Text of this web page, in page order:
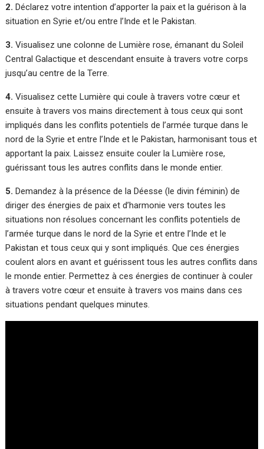
2. Déclarez votre intention d’apporter la paix et la guérison à la
situation en Syrie et/ou entre l’Inde et le Pakistan.
3. Visualisez une colonne de Lumière rose, émanant du Soleil
Central Galactique et descendant ensuite à travers votre corps
jusqu’au centre de la Terre.
4. Visualisez cette Lumière qui coule à travers votre cœur et
ensuite à travers vos mains directement à tous ceux qui sont
impliqués dans les conflits potentiels de l’armée turque dans le
nord de la Syrie et entre l’Inde et le Pakistan, harmonisant tous et
apportant la paix. Laissez ensuite couler la Lumière rose,
guérissant tous les autres conflits dans le monde entier.
5. Demandez à la présence de la Déesse (le divin féminin) de
diriger des énergies de paix et d’harmonie vers toutes les
situations non résolues concernant les conflits potentiels de
l’armée turque dans le nord de la Syrie et entre l’Inde et le
Pakistan et tous ceux qui y sont impliqués. Que ces énergies
coulent alors en avant et guérissent tous les autres conflits dans
le monde entier. Permettez à ces énergies de continuer à couler
à travers votre cœur et ensuite à travers vos mains dans ces
situations pendant quelques minutes.